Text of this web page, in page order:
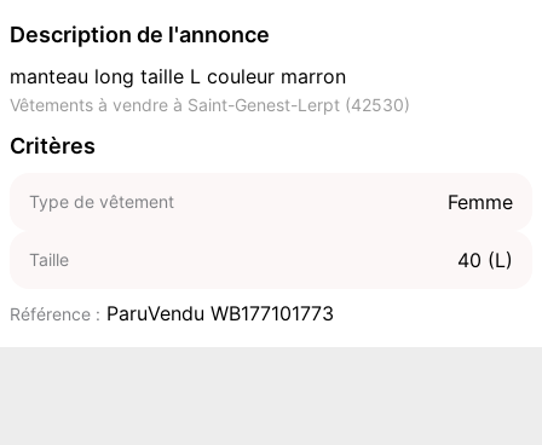
Description de l'annonce
manteau long taille L couleur marron
Vêtements à vendre à Saint-Genest-Lerpt (42530)
Critères
Type de vêtement Femme
Taille 40 (L)
Référence : ParuVendu WB177101773